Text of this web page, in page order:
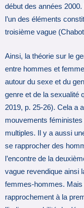
début des années
l’un des éléments
troisième vague
Ainsi, la théorie sur le
entre hommes et
autour du sexe et du
genre et de la sexualité
2019, p. 25‑26). Cela a
mouvements féministes
multiples. Il y a aussi
se rapprocher des
l’encontre de la
vague revendique ainsi
femmes-hommes.
rapprochement à la